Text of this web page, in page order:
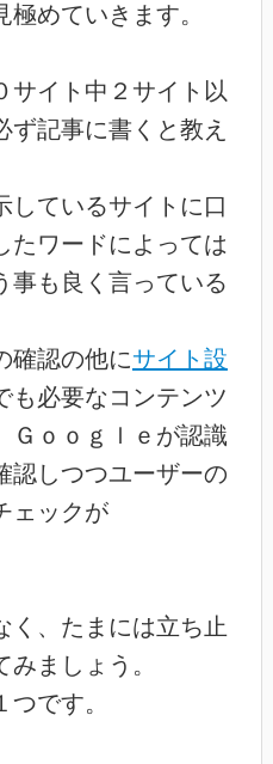
めていきます。
サイト中２サイト以
ず記事に書くと教え
しているサイトに口
たワードによっては
事も良く言っている
確認の他にサイト設
も必要なコンテンツ
Ｇｏｏｇｌｅが認識
認しつつユーザーの
ェックが
く、たまには立ち止
ましょう。
です。